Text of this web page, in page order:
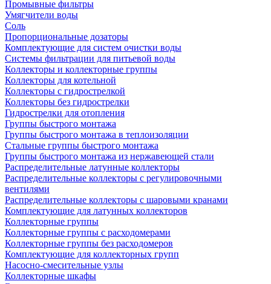
Промывные фильтры
Умягчители воды
Соль
Пропорциональные дозаторы
Комплектующие для систем очистки воды
Системы фильтрации для питьевой воды
Коллекторы и коллекторные группы
Коллекторы для котельной
Коллекторы с гидрострелкой
Коллекторы без гидрострелки
Гидрострелки для отопления
Группы быстрого монтажа
Группы быстрого монтажа в теплоизоляции
Стальные группы быстрого монтажа
Группы быстрого монтажа из нержавеющей стали
Распределительные латунные коллекторы
Распределительные коллекторы с регулировочными
вентилями
Распределительные коллекторы с шаровыми кранами
Комплектующие для латунных коллекторов
Коллекторные группы
Коллекторные группы с расходомерами
Коллекторные группы без расходомеров
Комплектующие для коллекторных групп
Насосно-смесительные узлы
Коллекторные шкафы